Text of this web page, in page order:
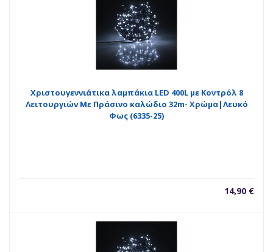
Χριστουγεννιάτικα λαμπάκια LED 400L με Κοντρόλ 8
Λειτουργιών Με Πράσινο καλώδιο 32m- Χρώμα|Λευκό
Φως (6335-25)
14,90 €